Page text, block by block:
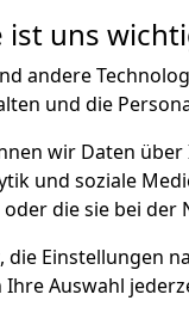
ist uns
andere
und die
wir Daten über
und soziale
die sie bei
die Einstellungen
Auswahl
AUF
ist
aus
das
zarten
auf den
86.78